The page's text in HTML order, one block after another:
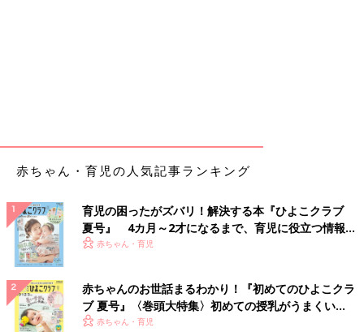
赤ちゃん・育児の人気記事ランキング
育児の困ったがズバリ！解決する本『ひよこクラブ
夏号』 4カ月～2才になるまで、育児に役立つ情報が
いっぱい！
赤ちゃん・育児
赤ちゃんのお世話まるわかり！『初めてのひよこクラ
ブ 夏号』〈巻頭大特集〉初めての授乳がうまくい
く！ おっぱい・ミルクの基本と夏のトラブル 解決テ
赤ちゃん・育児